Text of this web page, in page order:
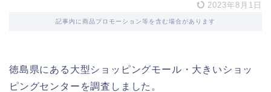
2023年8月1日
記事内に商品プロモーション等を含む場合があります
徳島県にある大型ショッピングモール・大きいショッ
ピングセンターを調査しました。